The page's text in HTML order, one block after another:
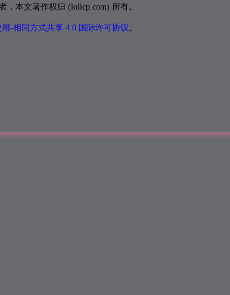
本文著作权归 (lolicp.com) 所有。
-相同方式共享 4.0 国际许可协议。